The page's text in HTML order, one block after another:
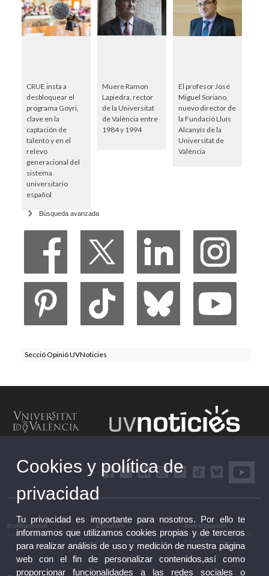
CRUE insta a
desbloquear el
programa Goyri,
clave en la
captación de
talento y en el
relevo
generacional del
sistema
universitario
español
Muere Ramon
Lapiedra, rector
de la Universitat
de València entre
1984 y 1994
El profesor José
Miguel Soriano,
nuevo director de
la Fundació Lluís
Alcanyís de la
Universitat de
València
Búsqueda avanzada
Secció Opinió UVNoticies
Institucional
Institucional
Estudios
Estudios y formación
Investigación
Investigación, innovación
Cookies y política de
privacidad
Tu privacidad es importante para nosotros. Por ello te
informamos que utilizamos cookies propias y de terceros
para realizar análisis de uso y medición de nuestra página
web con el fin de personalizar contenidos,así como
proporcionar funcionalidades a las redes sociales o